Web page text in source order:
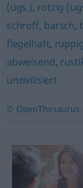
(ugs.), rotzig
schroff, barsch,
flegelhaft,
abweisend,
unzivilisiert
©